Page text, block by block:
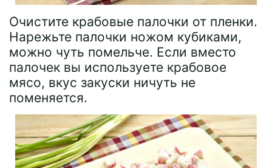
Очистите крабовые палочки от пленки.
Нарежьте палочки ножом кубиками,
можно чуть помельче. Если вместо
палочек вы используете крабовое
мясо, вкус закуски ничуть не
поменяется.